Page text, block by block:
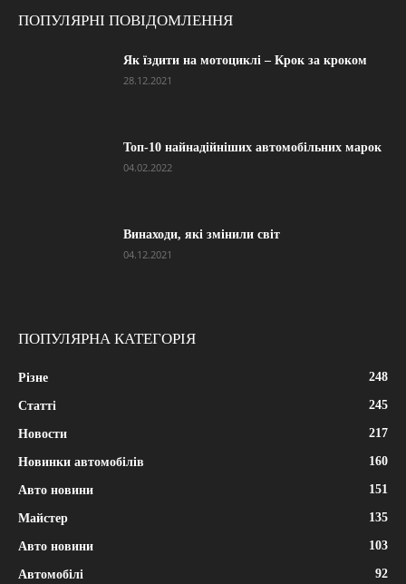
ПОПУЛЯРНІ ПОВІДОМЛЕННЯ
Як їздити на мотоциклі – Крок за кроком
28.12.2021
Топ-10 найнадійніших автомобільних марок
04.02.2022
Винаходи, які змінили світ
04.12.2021
ПОПУЛЯРНА КАТЕГОРІЯ
Різне 248
Статті 245
Новости 217
Новинки автомобілів 160
Авто новини 151
Майстер 135
Авто новини 103
Автомобілі 92